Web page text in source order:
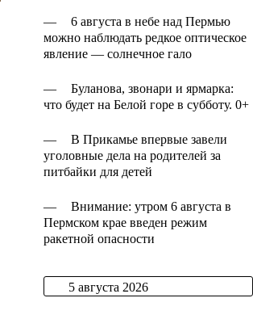
—
6 августа в небе над Пермью
можно наблюдать редкое оптическое
явление — солнечное гало
—
Буланова, звонари и ярмарка:
что будет на Белой горе в субботу. 0+
—
В Прикамье впервые завели
уголовные дела на родителей за
питбайки для детей
—
Внимание: утром 6 августа в
Пермском крае введен режим
ракетной опасности
5 августа 2026